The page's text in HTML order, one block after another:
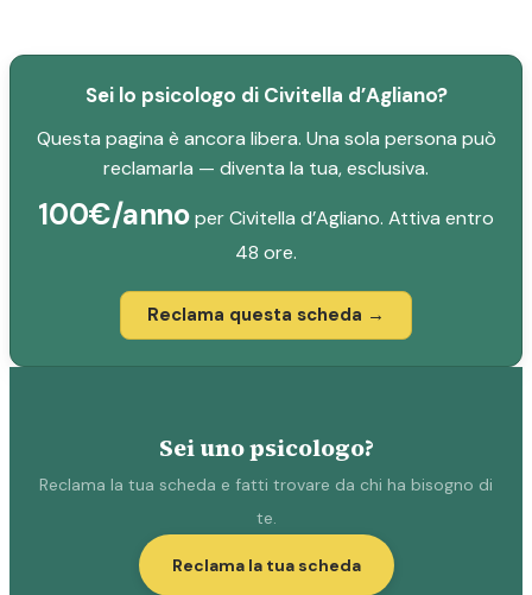
Sei lo psicologo di Civitella d’Agliano?
Questa pagina è ancora libera. Una sola persona può
reclamarla — diventa la tua, esclusiva.
100€/annoper Civitella d’Agliano. Attiva entro
48 ore.
Reclama questa scheda →
Sei uno psicologo?
Reclama la tua scheda e fatti trovare da chi ha bisogno di
te.
Reclama la tua scheda